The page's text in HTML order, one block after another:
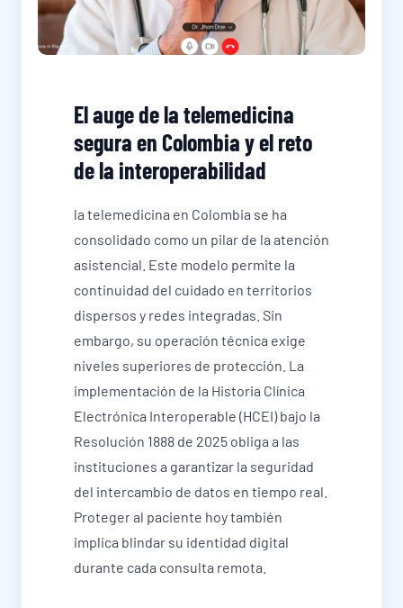
El auge de la telemedicina
segura en Colombia y el reto
de la interoperabilidad
la telemedicina en Colombia se ha
consolidado como un pilar de la atención
asistencial. Este modelo permite la
continuidad del cuidado en territorios
dispersos y redes integradas. Sin
embargo, su operación técnica exige
niveles superiores de protección. La
implementación de la Historia Clínica
Electrónica Interoperable (HCEI) bajo la
Resolución 1888 de 2025 obliga a las
instituciones a garantizar la seguridad
del intercambio de datos en tiempo real.
Proteger al paciente hoy también
implica blindar su identidad digital
durante cada consulta remota.